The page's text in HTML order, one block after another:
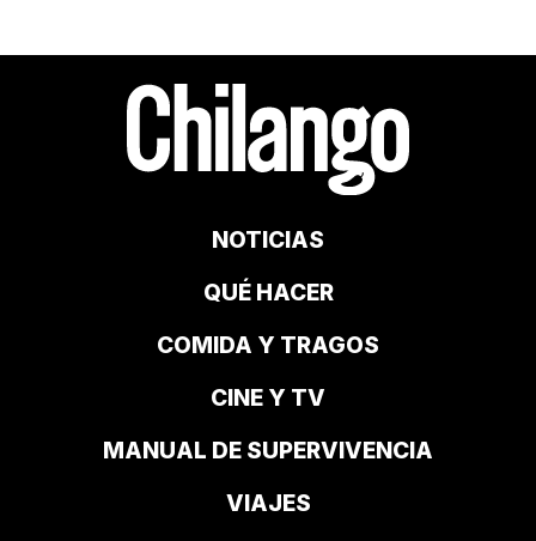
NOTICIAS
QUÉ HACER
COMIDA Y TRAGOS
CINE Y TV
MANUAL DE SUPERVIVENCIA
VIAJES